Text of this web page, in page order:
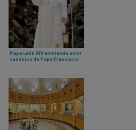
Papa León XIV enmienda error
canónico de Papa Francisco:
del Vaticano